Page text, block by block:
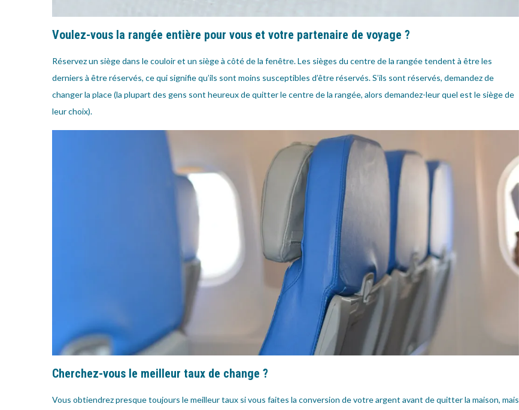
Voulez-vous la rangée entière pour vous et votre partenaire de voyage ?
Réservez un siège dans le couloir et un siège à côté de la fenêtre. Les sièges du centre de la rangée tendent à être les
derniers à être réservés, ce qui signifie qu’ils sont moins susceptibles d’être réservés. S’ils sont réservés, demandez de
changer la place (la plupart des gens sont heureux de quitter le centre de la rangée, alors demandez-leur quel est le siège de
leur choix).
Cherchez-vous le meilleur taux de change ?
Vous obtiendrez presque toujours le meilleur taux si vous faites la conversion de votre argent avant de quitter la maison, mais